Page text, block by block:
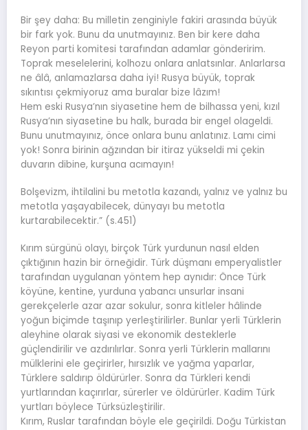
Bir şey daha: Bu milletin zenginiyle fakiri arasında büyük
bir fark yok. Bunu da unutmayınız. Ben bir kere daha
Reyon parti komitesi tarafından adamlar gönderirim.
Toprak meselelerini, kolhozu onlara anlatsınlar. Anlarlarsa
ne âlâ, anlamazlarsa daha iyi! Rusya büyük, toprak
sıkıntısı çekmiyoruz ama buralar bize lâzım!
Hem eski Rusya’nın siyasetine hem de bilhassa yeni, kızıl
Rusya’nın siyasetine bu halk, burada bir engel olageldi.
Bunu unutmayınız, önce onlara bunu anlatınız. Lamı cimi
yok! Sonra birinin ağzından bir itiraz yükseldi mi çekin
duvarın dibine, kurşuna acımayın!
Bolşevizm, ihtilalini bu metotla kazandı, yalnız ve yalnız bu
metotla yaşayabilecek, dünyayı bu metotla
kurtarabilecektir.” (s.451)
Kırım sürgünü olayı, birçok Türk yurdunun nasıl elden
çıktığının hazin bir örneğidir. Türk düşmanı emperyalistler
tarafından uygulanan yöntem hep aynıdır: Önce Türk
köyüne, kentine, yurduna yabancı unsurlar insani
gerekçelerle azar azar sokulur, sonra kitleler hâlinde
yoğun biçimde taşınıp yerleştirilirler. Bunlar yerli Türklerin
aleyhine olarak siyasi ve ekonomik desteklerle
güçlendirilir ve azdırılırlar. Sonra yerli Türklerin mallarını
mülklerini ele geçirirler, hırsızlık ve yağma yaparlar,
Türklere saldırıp öldürürler. Sonra da Türkleri kendi
yurtlarından kaçırırlar, sürerler ve öldürürler. Kadim Türk
yurtları böylece Türksüzleştirilir.
Kırım, Ruslar tarafından böyle ele geçirildi. Doğu Türkistan